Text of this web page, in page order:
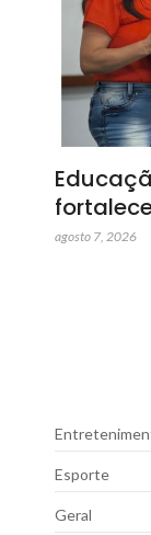
agosto 7, 2026
Esporte
Geral